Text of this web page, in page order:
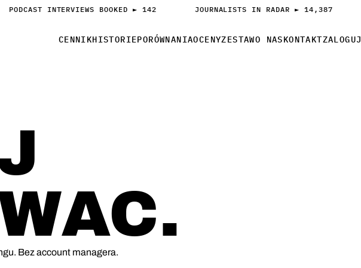
PODCAST INTERVIEWS BOOKED ► 142 JOURNALISTS IN RADAR ► 14,387
CENNIKHISTORIEPORÓWNANIAOCENYZESTAWO NASKONTAKTZALOGUJ
Bez account managera.